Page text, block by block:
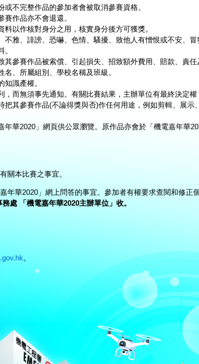
不完整作品的參加者會被取消參賽資格。
作品亦不會退還。
以作核對身分之用，核實身分後方可獲獎。
不雅、誹謗、恐嚇、色情、騷擾、致他人有憎恨或不安、
參賽作品被索償、引起損失、招致額外費用、賠款、責任
、所屬組別、學校名稱及班級。
識產權。
而無須事先通知。有關比賽結果，主辦單位有最終決定權
把其參賽作品(不論得獎與否)作任何用途，例如剪輯、展
華2020」網頁供公眾瀏覽。原作品亦會於「機電嘉年華
關本比賽之事宜。
年華2020」網上問答的事宜。參加者有權要求查閱和修正
處 「機電嘉年華2020主辦單位」收。
。